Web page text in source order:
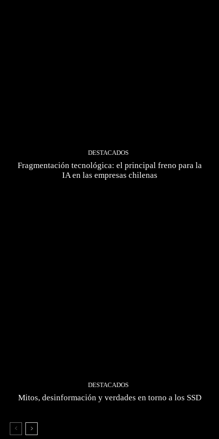
DESTACADOS
Fragmentación tecnológica: el principal freno para la
IA en las empresas chilenas
DESTACADOS
Mitos, desinformación y verdades en torno a los SSD